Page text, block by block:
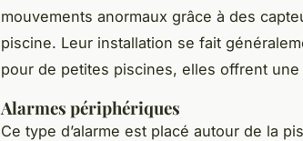
mouvements anormaux grâce à des
piscine. Leur installation se fait
pour de petites piscines, elles offrent
Alarmes périphériques
Ce type d’alarme est placé autour de la